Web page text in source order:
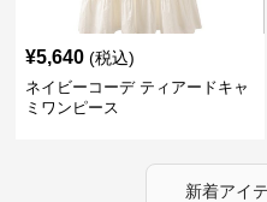
¥5,640 (税込)
ネイビーコーデ ティアードキャ
ミワンピース
新着アイ